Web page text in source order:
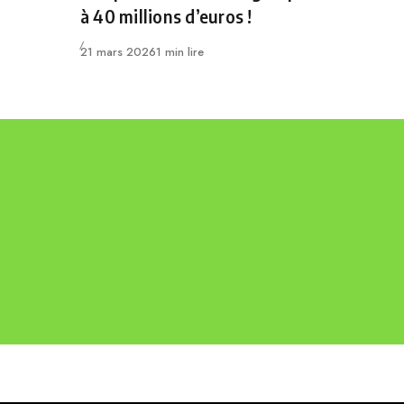
à 40 millions d’euros !
Publié
21 mars 20261 min lire